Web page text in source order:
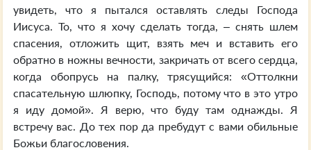
увидеть, что я пытался оставлять следы Господа
Иисуса. То, что я хочу сделать тогда, – снять шлем
спасения, отложить щит, взять меч и вставить его
обратно в ножны вечности, закричать от всего сердца,
когда обопрусь на палку, трясущийся: «Оттолкни
спасательную шлюпку, Господь, потому что в это утро
я иду домой». Я верю, что буду там однажды. Я
встречу вас. До тех пор да пребудут с вами обильные
Божьи благословения.